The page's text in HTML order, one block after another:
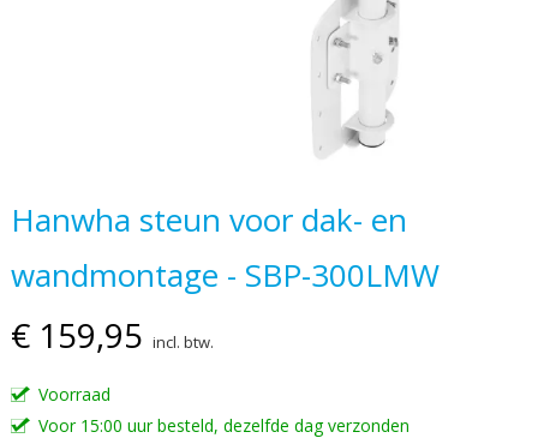
Ga
naar
het
van
de
afbeeldingen-
gallerij
Hanwha steun voor dak- en
wandmontage - SBP-300LMW
€ 159,95 incl. btw.
Voorraad
Voor 15:00 uur besteld, dezelfde dag verzonden